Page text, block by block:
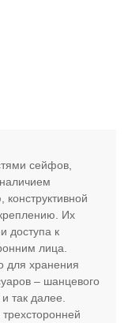
сейфов,
Их
доступа к
лица.
для хранения
– шанцевого
так далее.